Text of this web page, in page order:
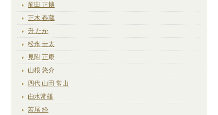
前田 正博
正木 春蔵
升 たか
松永 圭太
見附 正康
山根 悠介
四代 山田 常山
由水常雄
若尾 経